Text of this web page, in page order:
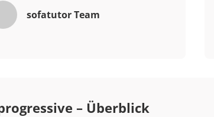
sofatutor Team
– Überblick